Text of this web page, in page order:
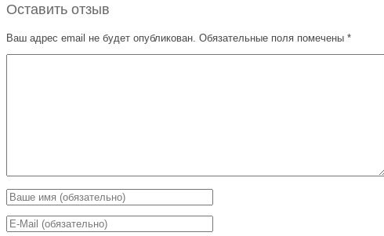
Оставить отзыв
Ваш адрес email не будет опубликован. Обязательные поля помечены *